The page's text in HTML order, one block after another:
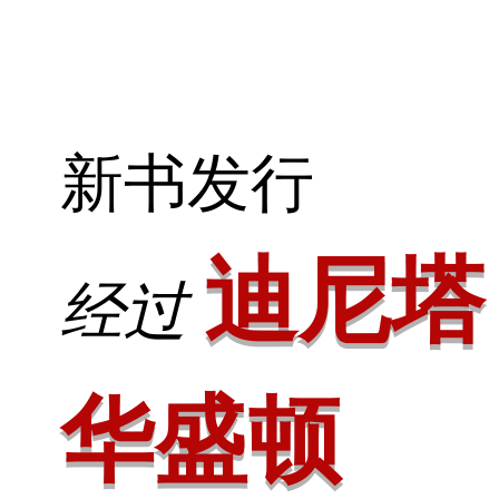
新书发行
经过 迪尼塔
华盛顿